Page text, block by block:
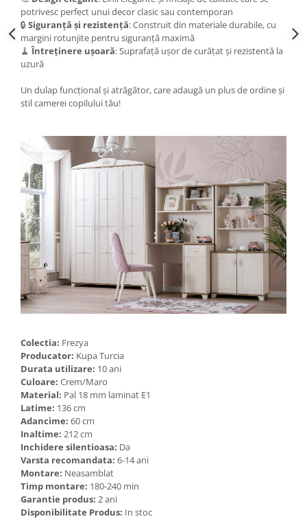
potrivesc perfect unui decor clasic sau contemporan
🔒 Siguranță și rezistență: Construit din materiale durabile, cu
margini rotunjite pentru siguranță maximă
🧹Întreținere ușoară: Suprafață ușor de curățat și rezistentă la
uzură
Un dulap funcțional și atrăgător, care adaugă un plus de ordine și
stil camerei copilului tău!
Colectia: Frezya
Producator: Kupa Turcia
Durata utilizare: 10 ani
Culoare: Crem/Maro
Material: Pal 18 mm laminat E1
Latime: 136 cm
Adancime: 60 cm
Inaltime: 212 cm
Inchidere silentioasa: Da
Varsta recomandata: 6-14 ani
Montare: Neasamblat
Timp montare: 180-240 min
Garantie produs: 2 ani
Disponibilitate Produs: In stoc